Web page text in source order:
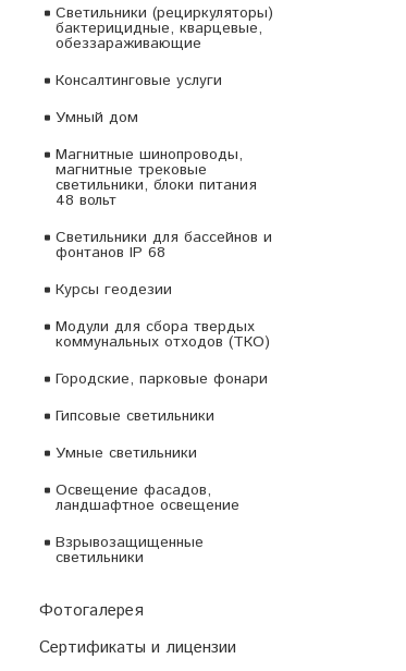
Светильники (рециркуляторы)
бактерицидные, кварцевые,
обеззараживающие
Консалтинговые услуги
Умный дом
Магнитные шинопроводы,
магнитные трековые
светильники, блоки питания
48 вольт
Светильники для бассейнов и
фонтанов IP 68
Курсы геодезии
Модули для сбора твердых
коммунальных отходов (ТКО)
Городские, парковые фонари
Гипсовые светильники
Умные светильники
Освещение фасадов,
ландшафтное освещение
Взрывозащищенные
светильники
Фотогалерея
Сертификаты и лицензии